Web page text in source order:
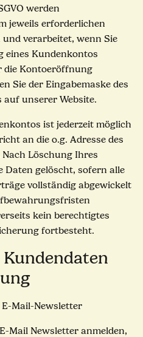
werden
jeweils erforderlichen
verarbeitet, wenn Sie
eines Kundenkontos
die Kontoeröffnung
Sie der Eingabemaske des
unserer Website.
ist jederzeit möglich
an die o.g. Adresse des
Löschung Ihres
Daten gelöscht, sofern alle
vollständig abgewickelt
kein berechtigtes
fortbesteht.
Mail-Newsletter
Mail Newsletter anmelden,